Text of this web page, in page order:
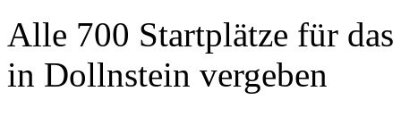
Alle 700 Startplätze für
in Dollnstein vergeben